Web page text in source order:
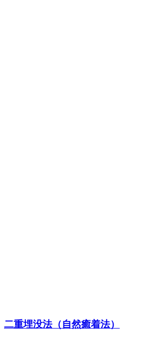
二重埋没法（自然癒着法）